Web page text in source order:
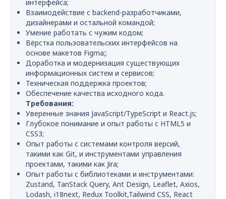
интерфейса;
Взаимодействие с backend-разработчиками,
дизайнерами и остальной командой;
Умение работать с чужим кодом;
Вёрстка пользовательских интерфейсов на
основе макетов Figma;;
Доработка и модернизация существующих
информационных систем и сервисов;
Техническая поддержка проектов;
Обеспечение качества исходного кода.
Требования:
Уверенные знания JavaScript/TypeScript и React.js;
Глубокое понимание и опыт работы с HTML5 и
CSS3;
Опыт работы с системами контроля версий,
такими как Git, и инструментами управления
проектами, такими как Jira;
Опыт работы с библиотеками и инструментами:
Zustand, TanStack Query, Ant Design, Leaflet, Axios,
Lodash, i18next, Redux Toolkit,Tailwind CSS, React